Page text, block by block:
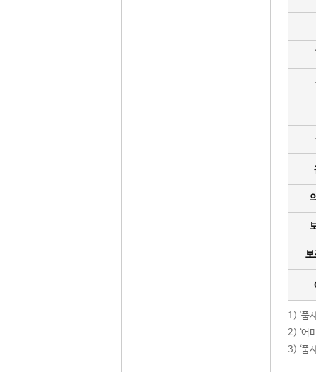
보
1) '품
2) ‘어
3) ‘품